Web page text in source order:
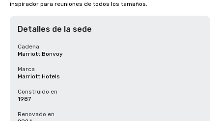
inspirador para reuniones de todos los tamaños.
Detalles de la sede
Cadena
Marriott Bonvoy
Marca
Marriott Hotels
Construido en
1987
Renovado en